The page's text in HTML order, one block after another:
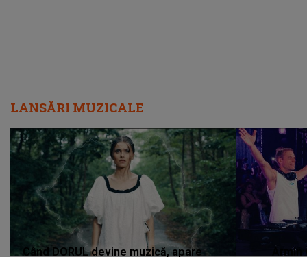
LANSĂRI MUZICALE
Când DORUL devine muzică, apare